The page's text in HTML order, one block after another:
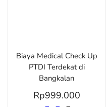
Biaya Medical Check Up
PTDI Terdekat di
Bangkalan
Rp999.000